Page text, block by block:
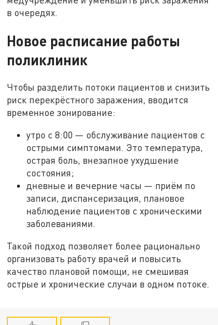
в очередях.
Новое расписание работы
поликлиник
Чтобы разделить потоки пациентов и снизить
риск перекрёстного заражения, вводится
временное зонирование:
утро с 8:00 — обслуживание пациентов с
острыми симптомами. Это температура,
острая боль, внезапное ухудшение
состояния;
дневные и вечерние часы — приём по
записи, диспансеризация, плановое
наблюдение пациентов с хроническими
заболеваниями.
Такой подход позволяет более рационально
организовать работу врачей и повысить
качество плановой помощи, не смешивая
острые и хронические случаи в одном потоке.